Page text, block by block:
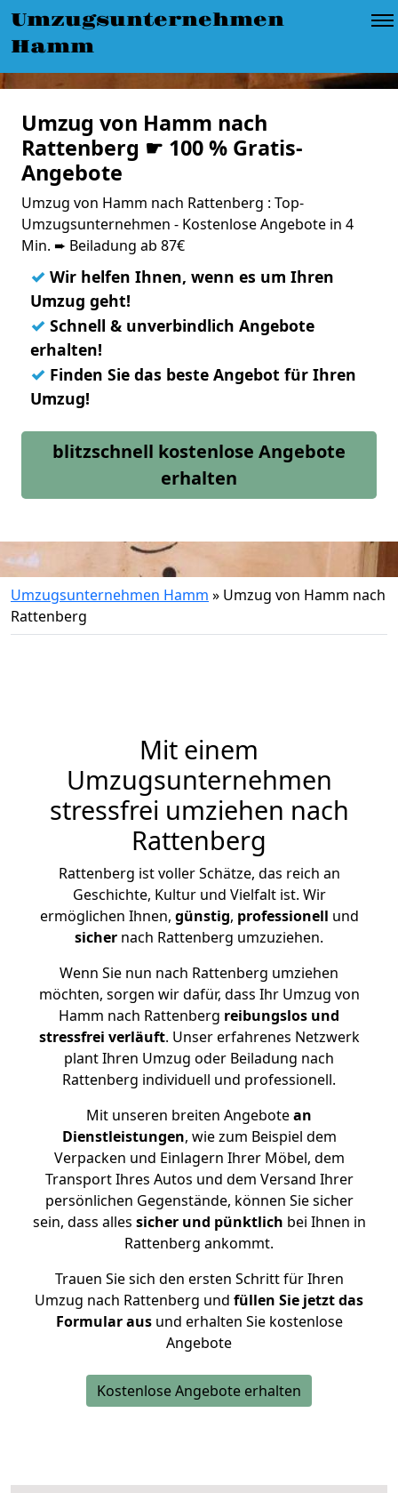
Umzugsunternehmen
Hamm
Umzug von Hamm nach
Rattenberg ☛ 100 % Gratis-
Angebote
Umzug von Hamm nach Rattenberg : Top-
Umzugsunternehmen - Kostenlose Angebote in 4
Min. ➨ Beiladung ab 87€
✓ Wir helfen Ihnen, wenn es um Ihren
Umzug geht!
✓ Schnell & unverbindlich Angebote
erhalten!
✓ Finden Sie das beste Angebot für Ihren
Umzug!
blitzschnell kostenlose Angebote
erhalten
Umzugsunternehmen Hamm » Umzug von Hamm nach
Rattenberg
Mit einem
Umzugsunternehmen
stressfrei umziehen nach
Rattenberg
Rattenberg ist voller Schätze, das reich an
Geschichte, Kultur und Vielfalt ist. Wir
ermöglichen Ihnen, günstig, professionell und
sicher nach Rattenberg umzuziehen.
Wenn Sie nun nach Rattenberg umziehen
möchten, sorgen wir dafür, dass Ihr Umzug von
Hamm nach Rattenberg reibungslos und
stressfrei verläuft. Unser erfahrenes Netzwerk
plant Ihren Umzug oder Beiladung nach
Rattenberg individuell und professionell.
Mit unseren breiten Angebotean
Dienstleistungen, wie zum Beispiel dem
Verpacken und Einlagern Ihrer Möbel, dem
Transport Ihres Autos und dem Versand Ihrer
persönlichen Gegenstände, können Sie sicher
sein, dass alles sicher und pünktlich bei Ihnen in
Rattenberg ankommt.
Trauen Sie sich den ersten Schritt für Ihren
Umzug nach Rattenberg und füllen Sie jetzt das
Formular ausund erhalten Sie kostenlose
Angebote
Kostenlose Angebote erhalten